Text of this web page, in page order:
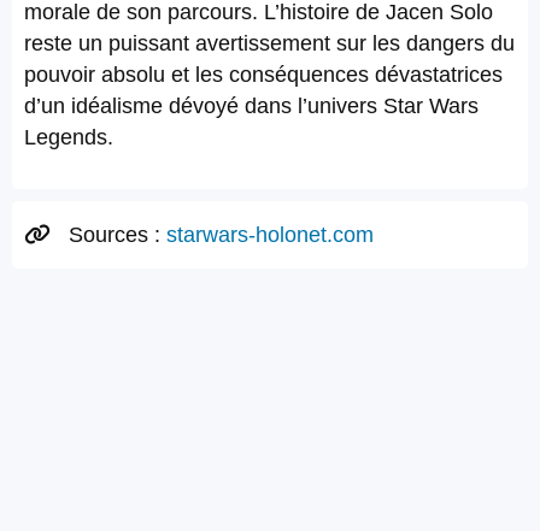
morale de son parcours. L’histoire de Jacen Solo
reste un puissant avertissement sur les dangers du
pouvoir absolu et les conséquences dévastatrices
d’un idéalisme dévoyé dans l’univers Star Wars
Legends.
Sources : starwars-holonet.com